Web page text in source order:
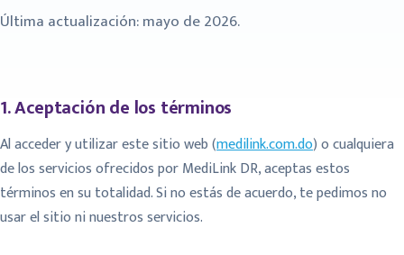
Última actualización: mayo de 2026.
1. Aceptación de los términos
Al acceder y utilizar este sitio web (medilink.com.do) o cualquiera
de los servicios ofrecidos por MediLink DR, aceptas estos
términos en su totalidad. Si no estás de acuerdo, te pedimos no
usar el sitio ni nuestros servicios.